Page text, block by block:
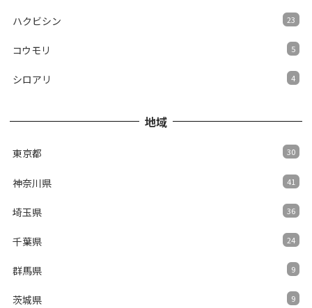
ハクビシン 23
コウモリ 5
シロアリ 4
地域
東京都 30
神奈川県 41
埼玉県 36
千葉県 24
群馬県 9
茨城県 9